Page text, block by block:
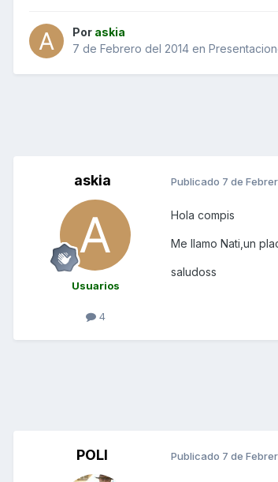
Por askia
7 de Febrero del 2014 en
askia
Usuarios
4
Publicado 7 de
Hola compis
Me llamo Nati,un
saludoss
POLI Publicado 7 de